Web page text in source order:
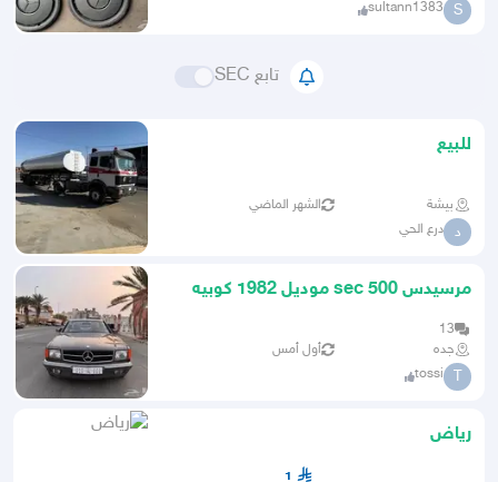
S
sultann1383
تابع SEC
للبيع
بيشة الشهر الماضي
د درع الحي
مرسيدس sec 500 موديل 1982 كوبيه
13
جده
أول أمس
T
tossi
رياض
1